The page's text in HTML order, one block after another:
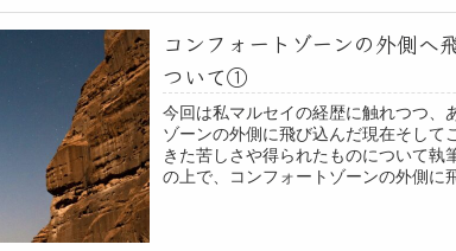
コンフォートゾーンの外側へ
ついて①
今回は私マルセイの経歴に触れつつ、
ゾーンの外側に飛び込んだ現在そして
きた苦しさや得られたものについて執
の上で、コンフォートゾーンの外側に